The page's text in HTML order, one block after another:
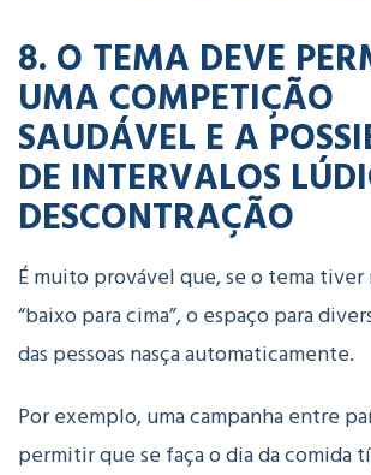
8. O TEMA DEVE
UMA COMPETIÇÃO
SAUDÁVEL E A
DE INTERVALOS
DESCONTRAÇÃO
É muito provável que, se o tema tiver
“baixo para cima”, o espaço para
das pessoas nasça automaticamente.
Por exemplo, uma campanha entre
permitir que se faça o dia da comida